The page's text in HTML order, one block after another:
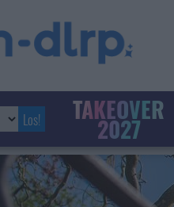
TAKEOVER
2027